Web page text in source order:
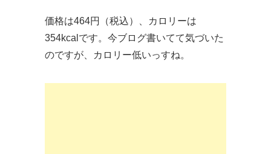
価格は464円（税込）、カロリーは
354kcalです。今ブログ書いてて気づいた
のですが、カロリー低いっすね。